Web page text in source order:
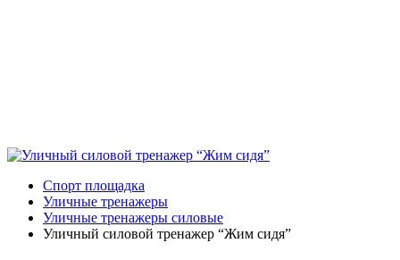
Спорт площадка
Уличные тренажеры
Уличные тренажеры силовые
Уличный силовой тренажер “Жим сидя”